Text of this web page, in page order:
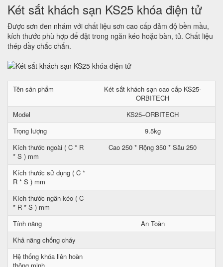
Két sắt khách sạn KS25 khóa điện tử
Được sơn đen nhám với chất liệu sơn cao cấp đảm độ bền mầu,
kích thước phù hợp để đặt trong ngăn kéo hoặc bàn, tủ. Chất liệu
thép dầy chắc chắn.
Tên sản phẩm
Két sắt khách sạn cao cấp KS25-
ORBITECH
Model
KS25–ORBITECH
Trọng lượng
9.5kg
Kích thước ngoài ( C * R
* S ) mm
Cao 250 * Rộng 350 * Sâu 250
Kích thước sử dụng ( C *
R * S ) mm
Kích thước ngăn kéo ( C
* R * S ) mm
Tính năng
An Toàn
Khả năng chống cháy
Hệ thống khóa liên hoàn